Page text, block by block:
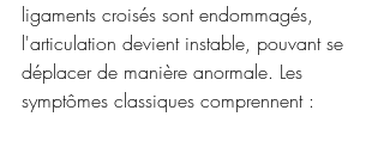
ligaments croisés sont endommagés,
l'articulation devient instable, pouvant se
déplacer de manière anormale. Les
symptômes classiques comprennent :